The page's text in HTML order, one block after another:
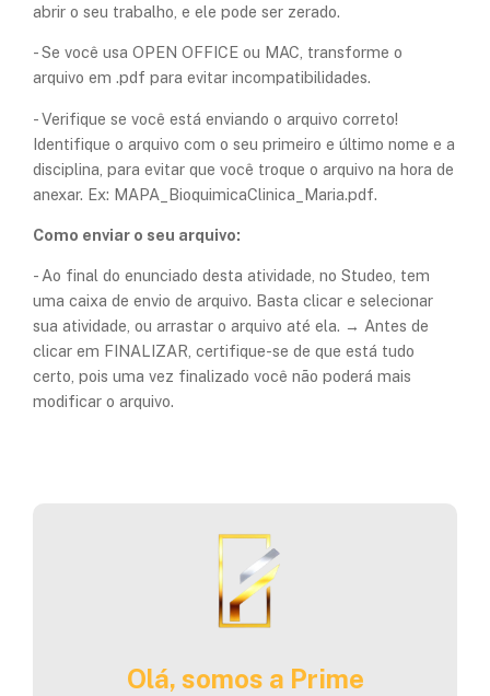
abrir o seu trabalho, e ele pode ser zerado.
- Se você usa OPEN OFFICE ou MAC, transforme o
arquivo em .pdf para evitar incompatibilidades.
- Verifique se você está enviando o arquivo correto!
Identifique o arquivo com o seu primeiro e último nome e a
disciplina, para evitar que você troque o arquivo na hora de
anexar. Ex: MAPA_BioquimicaClinica_Maria.pdf.
Como enviar o seu arquivo:
- Ao final do enunciado desta atividade, no Studeo, tem
uma caixa de envio de arquivo. Basta clicar e selecionar
sua atividade, ou arrastar o arquivo até ela. → Antes de
clicar em FINALIZAR, certifique-se de que está tudo
certo, pois uma vez finalizado você não poderá mais
modificar o arquivo.
Olá, somos a Prime